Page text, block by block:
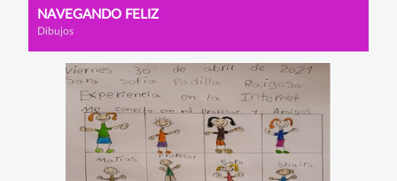
NAVEGANDO FELIZ
Dibujos